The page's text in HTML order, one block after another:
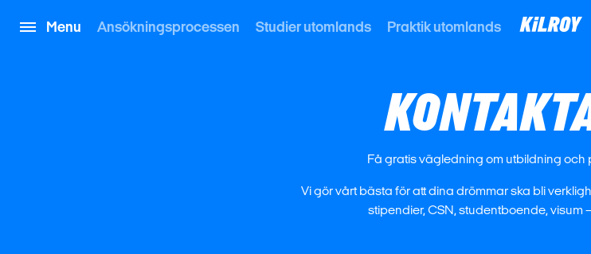
Menu Ansökningsprocessen Studier utomlands Praktik utomlands
Få gratis vägledning om utbildning och
Vi gör vårt bästa för att dina drömmar ska bli
stipendier, CSN, studentboende, visum